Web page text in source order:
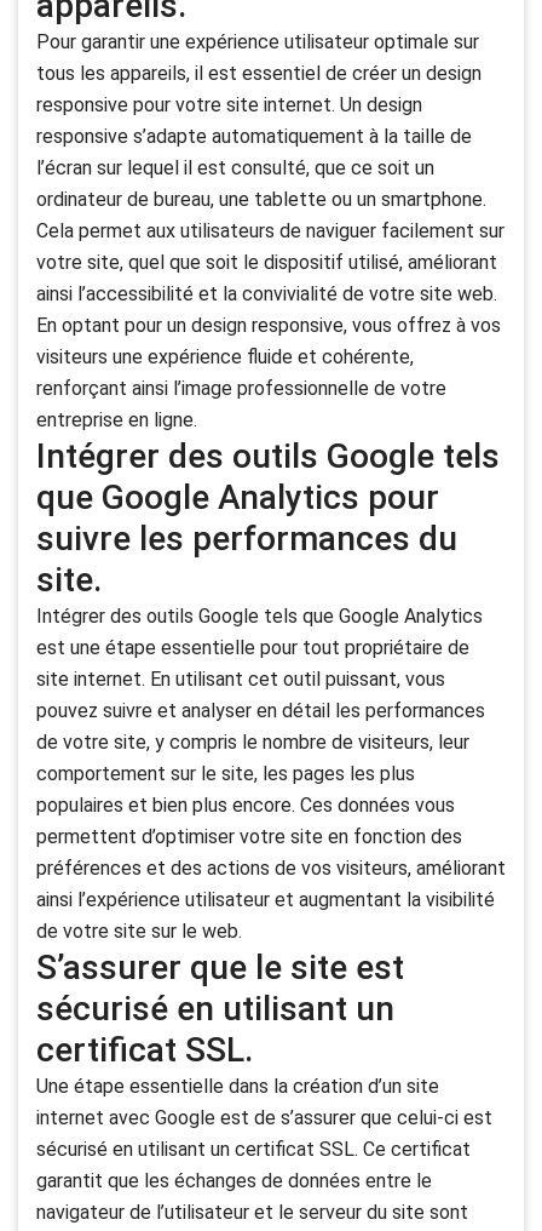
Pour garantir une expérience utilisateur optimale sur
tous les appareils, il est essentiel de créer un design
responsive pour votre site internet. Un design
responsive s’adapte automatiquement à la taille de
l’écran sur lequel il est consulté, que ce soit un
ordinateur de bureau, une tablette ou un smartphone.
Cela permet aux utilisateurs de naviguer facilement sur
votre site, quel que soit le dispositif utilisé, améliorant
ainsi l’accessibilité et la convivialité de votre site web.
En optant pour un design responsive, vous offrez à vos
visiteurs une expérience fluide et cohérente,
renforçant ainsi l’image professionnelle de votre
entreprise en ligne.
Intégrer des outils Google tels
que Google Analytics pour
suivre les performances du
site.
Intégrer des outils Google tels que Google Analytics
est une étape essentielle pour tout propriétaire de
site internet. En utilisant cet outil puissant, vous
pouvez suivre et analyser en détail les performances
de votre site, y compris le nombre de visiteurs, leur
comportement sur le site, les pages les plus
populaires et bien plus encore. Ces données vous
permettent d’optimiser votre site en fonction des
préférences et des actions de vos visiteurs, améliorant
ainsi l’expérience utilisateur et augmentant la visibilité
de votre site sur le web.
S’assurer que le site est
sécurisé en utilisant un
certificat SSL.
Une étape essentielle dans la création d’un site
internet avec Google est de s’assurer que celui-ci est
sécurisé en utilisant un certificat SSL. Ce certificat
garantit que les échanges de données entre le
navigateur de l’utilisateur et le serveur du site sont